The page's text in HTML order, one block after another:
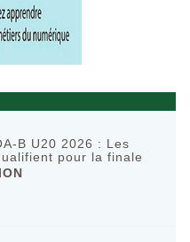
B U20 2026 : Les
pour la finale